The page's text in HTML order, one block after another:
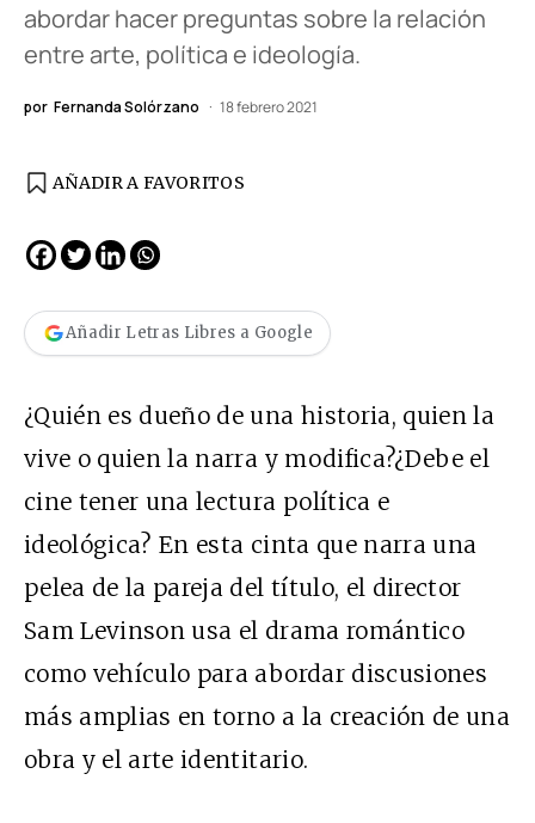
abordar hacer preguntas sobre la relación
entre arte, política e ideología.
por Fernanda Solórzano 18 febrero 2021
AÑADIR A FAVORITOS
Añadir Letras Libres a Google
¿Quién es dueño de una historia, quien la
vive o quien la narra y modifica?¿Debe el
cine tener una lectura política e
ideológica? En esta cinta que narra una
pelea de la pareja del título, el director
Sam Levinson usa el drama romántico
como vehículo para abordar discusiones
más amplias en torno a la creación de una
obra y el arte identitario.